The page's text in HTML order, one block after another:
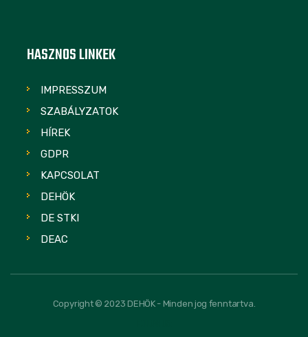
HASZNOS LINKEK
IMPRESSZUM
SZABÁLYZATOK
HÍREK
GDPR
KAPCSOLAT
DEHÖK
DE STKI
DEAC
Copyright © 2023 DEHÖK - Minden jog fenntartva.